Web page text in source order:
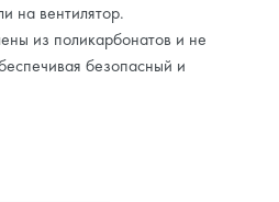
на вентилятор.
из поликарбонатов и не
безопасный и